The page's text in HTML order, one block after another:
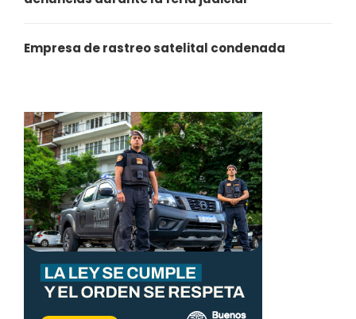
Empresa de rastreo satelital condenada